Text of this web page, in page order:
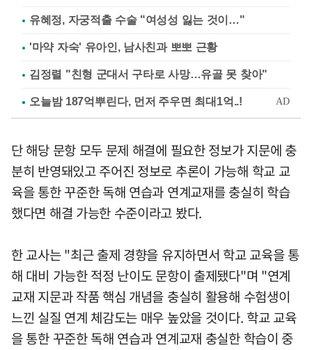
유혜정, 자궁적출 수술 "여성성 잃는 것이…"
'마약 자숙' 유아인, 남사친과 뽀뽀 근황
김정렬 "친형 군대서 구타로 사망…유골 못 찾아"
단 해당 문항 모두 문제 해결에 필요한 정보가 지문에 충
분히 반영돼있고 주어진 정보로 추론이 가능해 학교 교
육을 통한 꾸준한 독해 연습과 연계교재를 충실히 학습
했다면 해결 가능한 수준이라고 봤다.
한 교사는 "최근 출제 경향을 유지하면서 학교 교육을 통
해 대비 가능한 적정 난이도 문항이 출제됐다"며 "연계
교재 지문과 작품 핵심 개념을 충실히 활용해 수험생이
느낀 실질 연계 체감도는 매우 높았을 것이다. 학교 교육
을 통한 꾸준한 독해 연습과 연계교재 충실한 학습이 중